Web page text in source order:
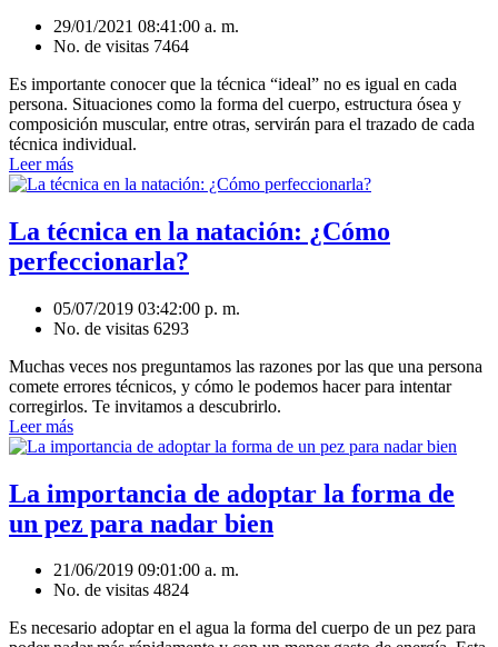
29/01/2021 08:41:00 a. m.
No. de visitas 7464
Es importante conocer que la técnica “ideal” no es igual en cada
persona. Situaciones como la forma del cuerpo, estructura ósea y
composición muscular, entre otras, servirán para el trazado de cada
técnica individual.
Leer más
La técnica en la natación: ¿Cómo
perfeccionarla?
05/07/2019 03:42:00 p. m.
No. de visitas 6293
Muchas veces nos preguntamos las razones por las que una persona
comete errores técnicos, y cómo le podemos hacer para intentar
corregirlos. Te invitamos a descubrirlo.
Leer más
La importancia de adoptar la forma de
un pez para nadar bien
21/06/2019 09:01:00 a. m.
No. de visitas 4824
Es necesario adoptar en el agua la forma del cuerpo de un pez para